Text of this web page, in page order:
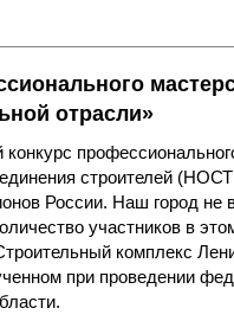
отрасли»
строителей
России. Наш город не
участников в
комплекс
при проведении